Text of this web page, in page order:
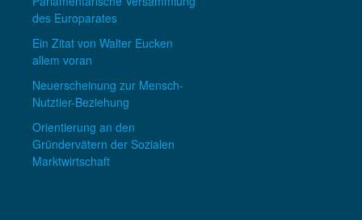
des Europarates
Ein Zitat von Walter Eucken
allem voran
Neuerscheinung zur Mensch-
Nutztier-Beziehung
Orientierung an den
Gründervätern der Sozialen
Marktwirtschaft